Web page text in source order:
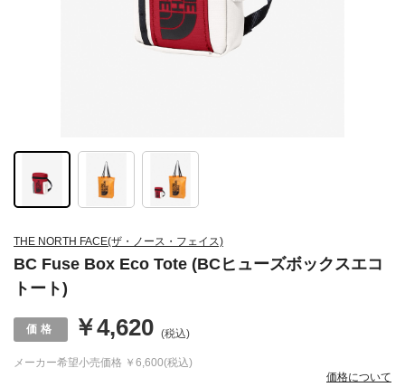
THE NORTH FACE(ザ・ノース・フェイス)
BC Fuse Box Eco Tote (BCヒューズボックスエコ
トート)
メーカー希望小売価格 ￥6,600(税込)
￥4,620 (税込)
価格について